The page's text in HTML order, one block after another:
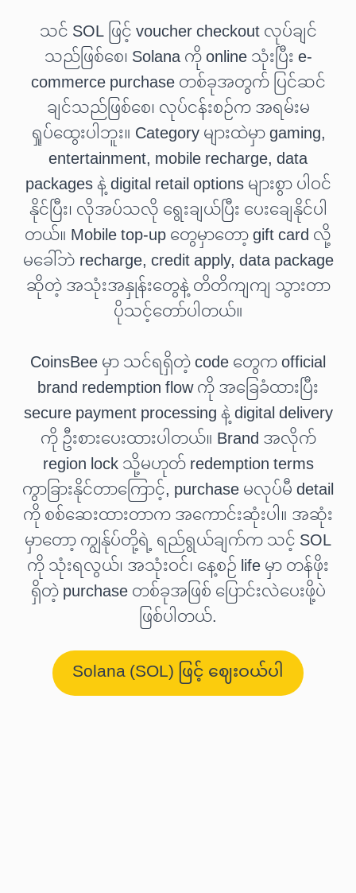
သင် SOL ဖြင့် voucher checkout လုပ်ချင်
သည်ဖြစ်စေ၊ Solana ကို online သုံးပြီး e-
commerce purchase တစ်ခုအတွက် ပြင်ဆင်
ချင်သည်ဖြစ်စေ၊ လုပ်ငန်းစဉ်က အရမ်းမ
ရှုပ်ထွေးပါဘူး။ Category များထဲမှာ gaming,
entertainment, mobile recharge, data
packages နဲ့ digital retail options များစွာ ပါဝင်
နိုင်ပြီး၊ လိုအပ်သလို ရွေးချယ်ပြီး ပေးချေနိုင်ပါ
တယ်။ Mobile top-up တွေမှာတော့ gift card လို့
မခေါ်ဘဲ recharge, credit apply, data package
ဆိုတဲ့ အသုံးအနှုန်းတွေနဲ့ တိတိကျကျ သွားတာ
ပိုသင့်တော်ပါတယ်။
CoinsBee မှာ သင်ရရှိတဲ့ code တွေက official
brand redemption flow ကို အခြေခံထားပြီး
secure payment processing နဲ့ digital delivery
ကို ဦးစားပေးထားပါတယ်။ Brand အလိုက်
region lock သို့မဟုတ် redemption terms
ကွာခြားနိုင်တာကြောင့်, purchase မလုပ်မီ detail
ကို စစ်ဆေးထားတာက အကောင်းဆုံးပါ။ အဆုံး
မှာတော့ ကျွန်ုပ်တို့ရဲ့ ရည်ရွယ်ချက်က သင့် SOL
ကို သုံးရလွယ်၊ အသုံးဝင်၊ နေ့စဉ် life မှာ တန်ဖိုး
ရှိတဲ့ purchase တစ်ခုအဖြစ် ပြောင်းလဲပေးဖို့ပဲ
ဖြစ်ပါတယ်.
Solana (SOL) ဖြင့် ဈေးဝယ်ပါ